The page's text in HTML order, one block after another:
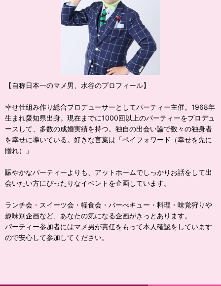
【自称日本一のマメ男、水谷のプロフィール】
幸せ仕組み作り総合プロデューサーとしてパーティー主催。1968年
生まれ愛知県出身。現在までに1000回以上のパーティーをプロデュ
ースして、多数の成婚実績を持つ。独自の出会い論で数々の独身者
を幸せに導いている。好きな言葉は「ペイフォワード（幸せを先に
贈れ）」
賑やかなパーティーよりも、アットホームでしっかりお話をして出
会いたい方にぴったりなイベントを企画しています。
ランチ会・スイーツ会・軽食会・バーべキュー・料理・味覚狩りや
趣味別企画など、あなたの気になる企画がきっとあります。
パーティー参加者にはマメ男が責任をもって本人確認をしています
ので安心して参加してください。